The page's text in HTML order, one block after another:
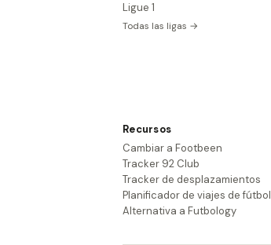
Ligue 1
Todas las ligas →
Recursos
Cambiar a Footbeen
Tracker 92 Club
Tracker de desplazamientos
Planificador de viajes de fútbol
Alternativa a Futbology